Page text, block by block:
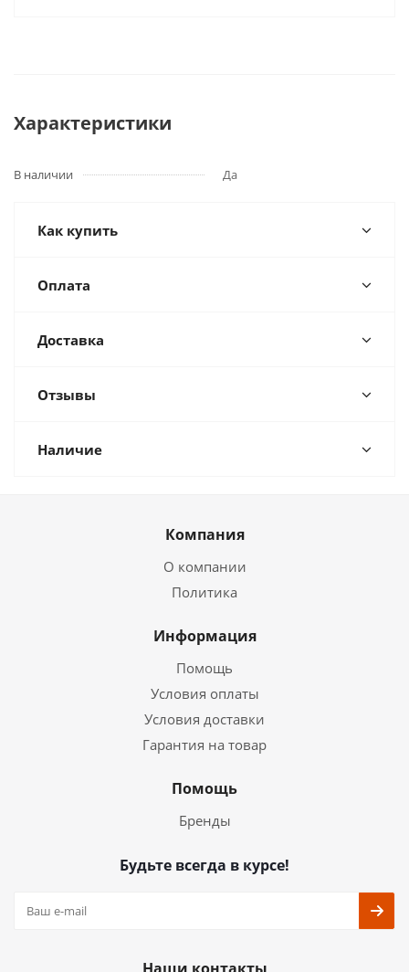
Характеристики
В наличии Да
Как купить
Оплата
Доставка
Отзывы
Наличие
Компания
О компании
Политика
Информация
Помощь
Условия оплаты
Условия доставки
Гарантия на товар
Помощь
Бренды
Будьте всегда в курсе!